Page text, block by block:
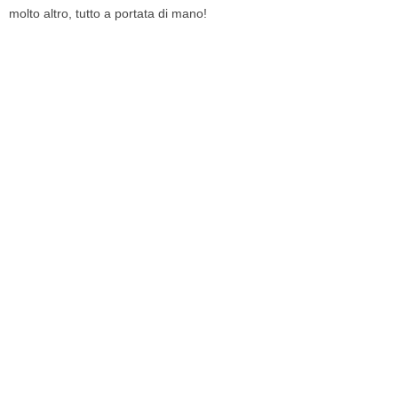
molto altro, tutto a portata di mano!